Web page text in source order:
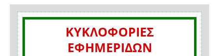
ΚΥΚΛΟΦΟΡΙΕΣ
ΕΦΗΜΕΡΙΔΩΝ